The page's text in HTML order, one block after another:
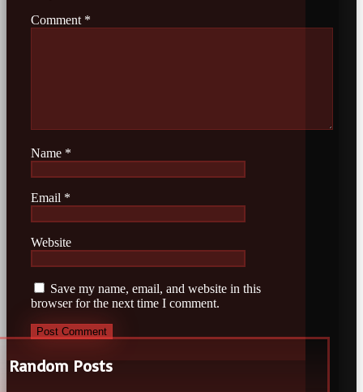
Comment *
Name *
Email *
Website
Save my name, email, and website in this
browser for the next time I comment.
Post Comment
Random Posts